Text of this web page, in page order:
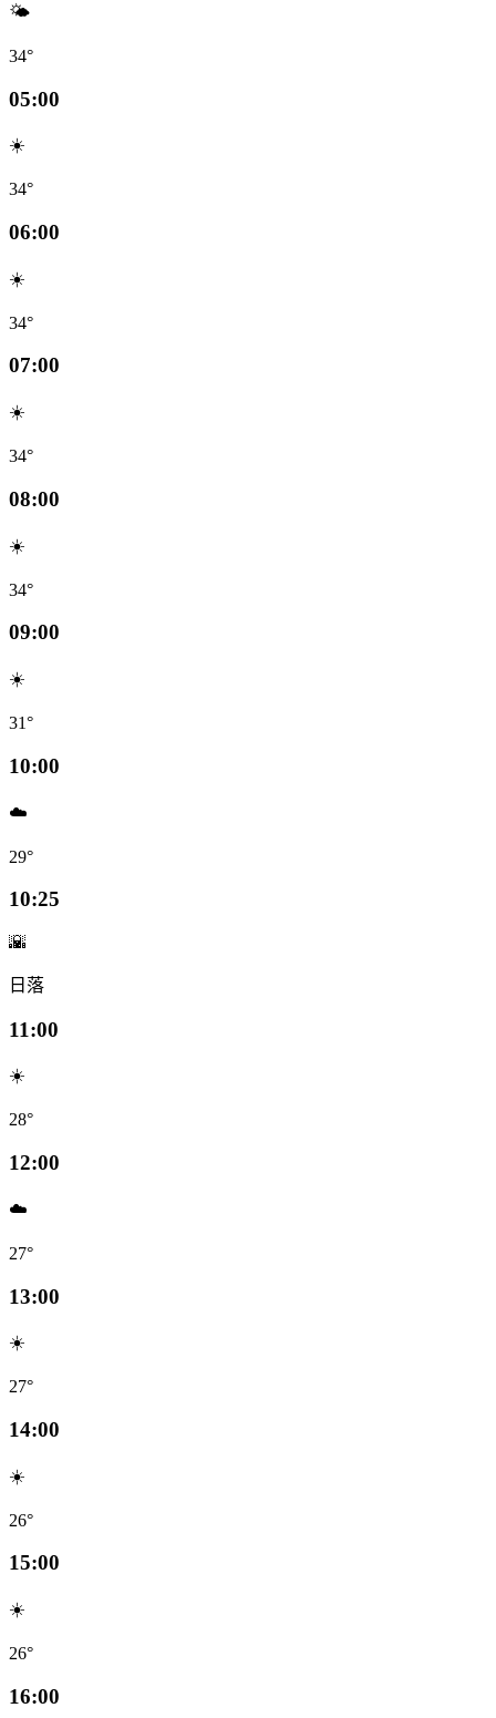
🌤️
34°
05:00
☀️
34°
06:00
☀️
34°
07:00
☀️
34°
08:00
☀️
34°
09:00
☀️
31°
10:00
☁️
29°
10:25
🌇
日落
11:00
☀️
28°
12:00
☁️
27°
13:00
☀️
27°
14:00
☀️
26°
15:00
☀️
26°
16:00